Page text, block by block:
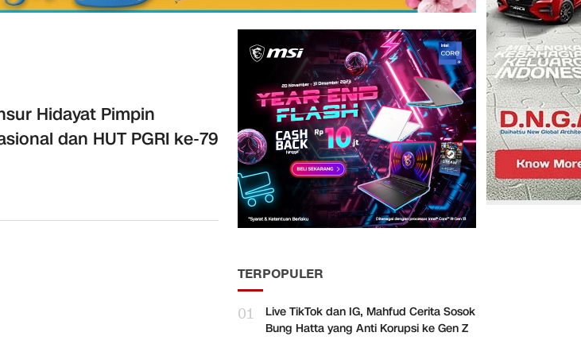
Hidayat Pimpin
dan HUT PGRI ke-79
TERPOPULER
01
Live TikTok dan IG, Mahfud Cerita Sosok
Bung Hatta yang Anti Korupsi ke Gen Z